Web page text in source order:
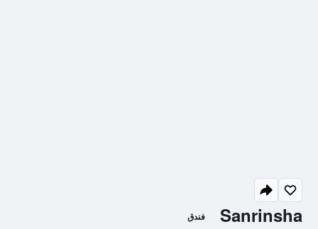
Sanrinsha فندق